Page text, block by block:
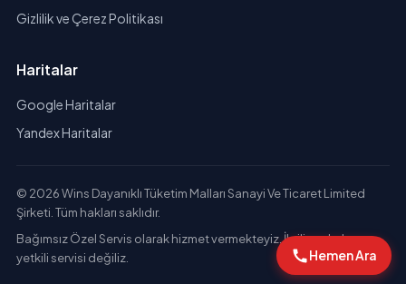
Gizlilik ve Çerez Politikası
Haritalar
Google Haritalar
Yandex Haritalar
© 2026 Wins Dayanıklı Tüketim Malları Sanayi Ve Ticaret Limited
Şirketi. Tüm hakları saklıdır.
Bağımsız Özel Servis olarak hizmet vermekteyiz. İlgili markaların
yetkili servisi değiliz.
Hemen Ara